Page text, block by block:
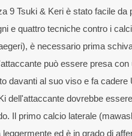
9 Tsuki & Keri è stato facile da
e quattro tecniche contro i
è necessario prima
può essere presa
davanti al suo viso e fa
dell'attaccante dovrebbe
Il primo calcio laterale
leggermente ed è in grado di